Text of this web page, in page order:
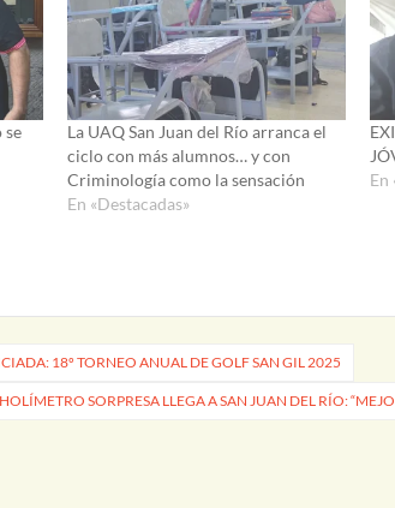
se
La UAQ San Juan del Río arranca el
ciclo con más alumnos… y con
Criminología como la sensación
En «Destacadas»
En
18º TORNEO ANUAL DE GOLF SAN GIL 2025
SORPRESA LLEGA A SAN JUAN DEL RÍO: